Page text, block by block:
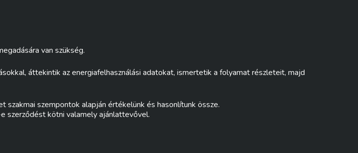
van szükség.
áttekintik az energiafelhasználási adatokat, ismertetik a folyamat részleteit, majd
szempontok alapján értékelünk és hasonlítunk össze.
szerződést kötni valamely ajánlattevővel.